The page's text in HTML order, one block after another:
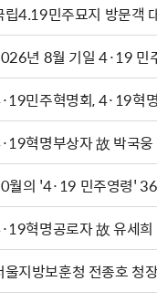
립4.19민주묘지 방문객
년 8월 기일 4·19 민
민주혁명회, 4·19혁
혁명부상자 故 박국웅
월의 '4·19 민주영령'
혁명공로자 故 유세희
울지방보훈청 전종호 청